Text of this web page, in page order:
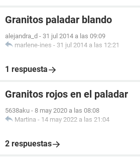
Granitos paladar blando
alejandra_d - 31 jul 2014 a las 09:09
marlene-ines - 31 jul 2014 a las 12:21
1 respuesta
Granitos rojos en el paladar
5638aku - 8 may 2020 a las 08:08
Martina - 14 may 2022 a las 21:04
2 respuestas